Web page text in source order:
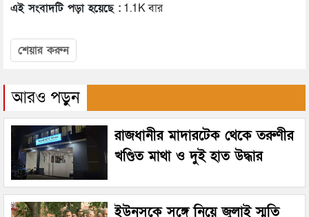
এই সংবাদটি পড়া হয়েছে : 1.1K বার
শেয়ার করুন
আরও পড়ুন
রাজধানীর মাদারটেক থেকে তরুণীর
খণ্ডিত মাথা ও দুই হাত উদ্ধার
ইউনূসকে সঙ্গে নিয়ে জুলাই স্মৃতি